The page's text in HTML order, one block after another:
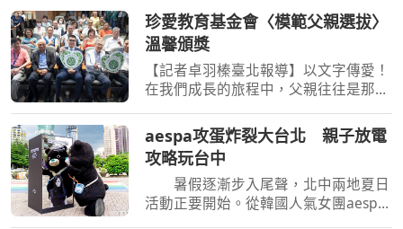
珍愛教育基金會〈模範父親選拔〉
溫馨頒獎
【記者卓羽榛臺北報導】以文字傳愛！
在我們成長的旅程中，父親往往是那默
為了表達對這份偉大角色的敬意，珍愛
教育基金會今日舉辦第二屆「模範父親
選拔暨徵文比賽」頒獎
aespa攻蛋炸裂大台北 親子放電
攻略玩台中
暑假逐漸步入尾聲，北中兩地夏日
活動正要開始。從韓國人氣女團aespa